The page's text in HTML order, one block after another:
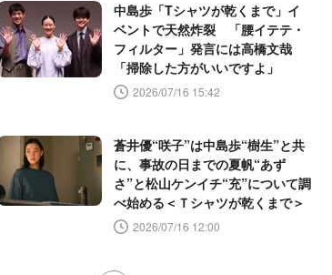
中島歩「Tシャツが乾くまで」イ
ベントで天然炸裂 「腰イテテ・
フィルター」発言には高橋文哉
「掃除した方がいいですよ」
2026/07/16 15:42
蒼井優“咲子”は中島歩“樹生”と共
に、事故の日までの夏帆“あず
さ”と松山ケンイチ“充”について調
べ始める＜Ｔシャツが乾くまで＞
2026/07/16 12:00